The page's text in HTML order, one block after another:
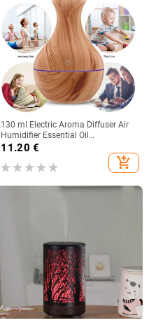
130 ml Electric Aroma Diffuser Air
Humidifier Essential Oil
Τηλεχειριστήριο υπερήχων
Έγχρωμο Led Lamp Mist Maker
Home Diffuser Σετ
11.20 €
add_shopping_cart